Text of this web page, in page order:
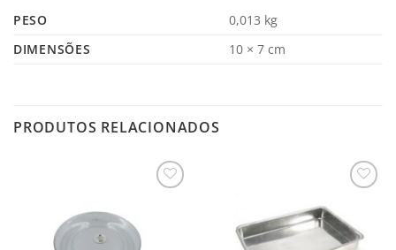
PESO
0,013 kg
DIMENSÕES
10 × 7 cm
PRODUTOS RELACIONADOS
Lista